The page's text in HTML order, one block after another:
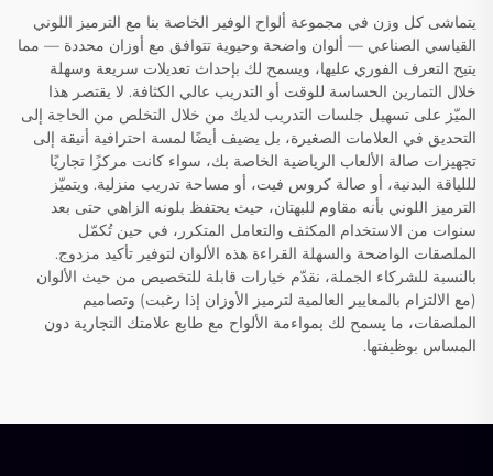
يتماشى كل وزن في مجموعة ألواح الوفير الخاصة بنا مع الترميز اللوني
القياسي الصناعي — ألوان واضحة وحيوية تتوافق مع أوزان محددة — مما
يتيح التعرف الفوري عليها، ويسمح لك بإحداث تعديلات سريعة وسهلة
خلال التمارين الحساسة للوقت أو التدريب عالي الكثافة. لا يقتصر هذا
الميّز على تسهيل جلسات التدريب لديك من خلال التخلص من الحاجة إلى
التحديق في العلامات الصغيرة، بل يضيف أيضًا لمسة احترافية أنيقة إلى
تجهيزات صالة الألعاب الرياضية الخاصة بك، سواء كانت مركزًا تجاريًا
لللياقة البدنية، أو صالة كروس فيت، أو مساحة تدريب منزلية. ويتميّز
الترميز اللوني بأنه مقاوم للبهتان، حيث يحتفظ بلونه الزاهي حتى بعد
سنوات من الاستخدام المكثف والتعامل المتكرر، في حين تُكمّل
الملصقات الواضحة والسهلة القراءة هذه الألوان لتوفير تأكيد مزدوج.
بالنسبة للشركاء الجملة، نقدّم خيارات قابلة للتخصيص من حيث الألوان
(مع الالتزام بالمعايير العالمية لترميز الأوزان إذا رغبت) وتصاميم
الملصقات، ما يسمح لك بمواءمة الألواح مع طابع علامتك التجارية دون
المساس بوظيفتها.